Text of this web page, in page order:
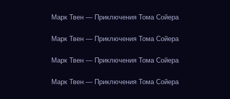
Марк Твен — Приключения Тома Сойера
Марк Твен — Приключения Тома Сойера
Марк Твен — Приключения Тома Сойера
Марк Твен — Приключения Тома Сойера